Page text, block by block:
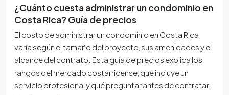
¿Cuánto cuesta administrar un condominio en
Costa Rica? Guía de precios
El costo de administrar un condominio en Costa Rica
varía según el tamaño del proyecto, sus amenidades y el
alcance del contrato. Esta guía de precios explica los
rangos del mercado costarricense, qué incluye un
servicio profesional y qué preguntar antes de contratar.